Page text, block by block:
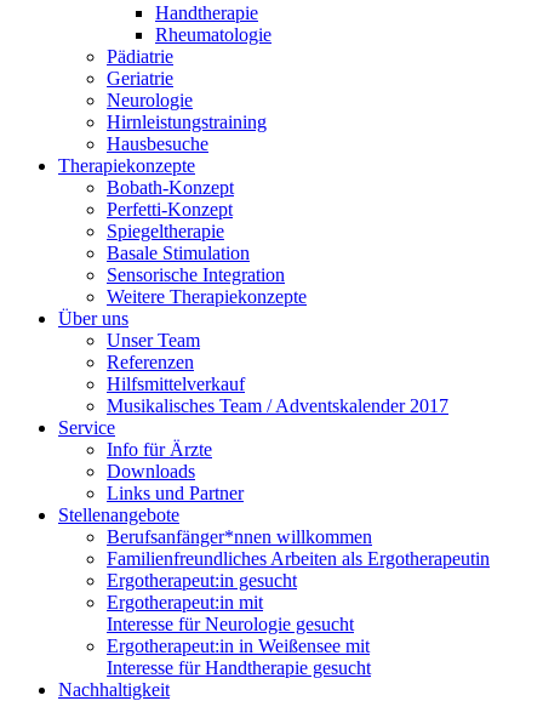
Handtherapie
Rheumatologie
Pädiatrie
Geriatrie
Neurologie
Hirnleistungstraining
Hausbesuche
Therapiekonzepte
Bobath-Konzept
Perfetti-Konzept
Spiegeltherapie
Basale Stimulation
Sensorische Integration
Weitere Therapiekonzepte
Über uns
Unser Team
Referenzen
Hilfsmittelverkauf
Musikalisches Team / Adventskalender 2017
Service
Info für Ärzte
Downloads
Links und Partner
Stellenangebote
Berufsanfänger*nnen willkommen
Familienfreundliches Arbeiten als Ergotherapeutin
Ergotherapeut:in gesucht
Ergotherapeut:in mit
Interesse für Neurologie gesucht
Ergotherapeut:in in Weißensee mit
Interesse für Handtherapie gesucht
Nachhaltigkeit